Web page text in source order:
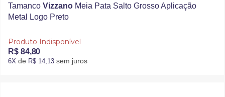
TamancoVizzano Meia Pata Salto Grosso Aplicação
Metal Logo Preto
Produto Indisponível
R$ 84,80
6X de R$ 14,13 sem juros